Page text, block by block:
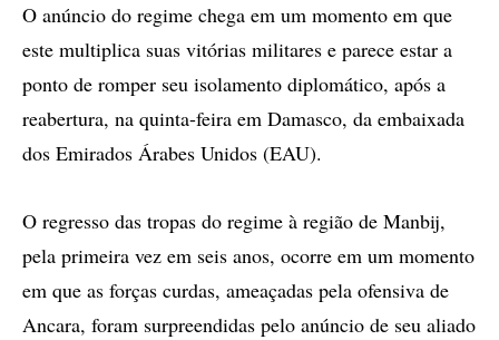
O anúncio do regime chega em um momento em que
este multiplica suas vitórias militares e parece estar a
ponto de romper seu isolamento diplomático, após a
reabertura, na quinta-feira em Damasco, da embaixada
dos Emirados Árabes Unidos (EAU).
O regresso das tropas do regime à região de Manbij,
pela primeira vez em seis anos, ocorre em um momento
em que as forças curdas, ameaçadas pela ofensiva de
Ancara, foram surpreendidas pelo anúncio de seu aliado